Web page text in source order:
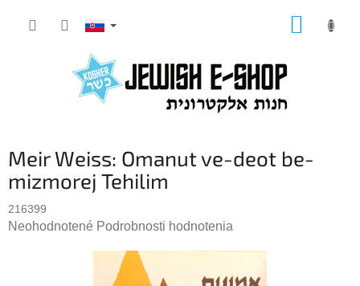
Meir Weiss: Omanut ve-deot be-
mizmorej Tehilim
216399
Priemerné
Neohodnotené Podrobnosti hodnotenia